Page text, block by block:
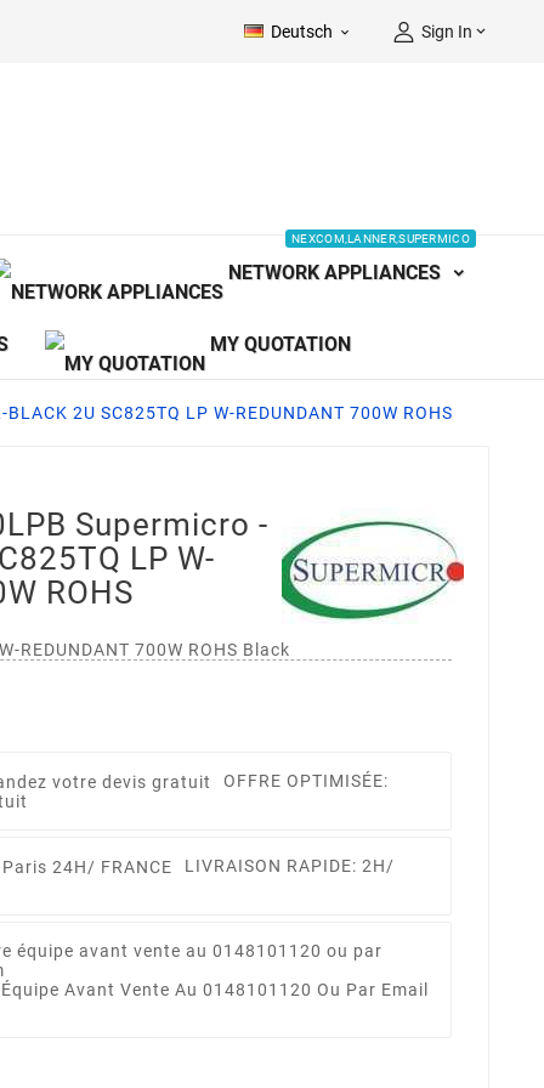
Deutsch  Sign In 
NETWORK APPLIANCES
NEXCOM,LANNER,SUPERMICO
MY QUOTATION
2U SC825TQ LP W-REDUNDANT 700W ROHS
Supermicro -
LP W-
ROHS
REDUNDANT 700W ROHS Black
OFFRE OPTIMISÉE:
LIVRAISON RAPIDE: 2H/
Avant Vente Au 0148101120 Ou Par Email